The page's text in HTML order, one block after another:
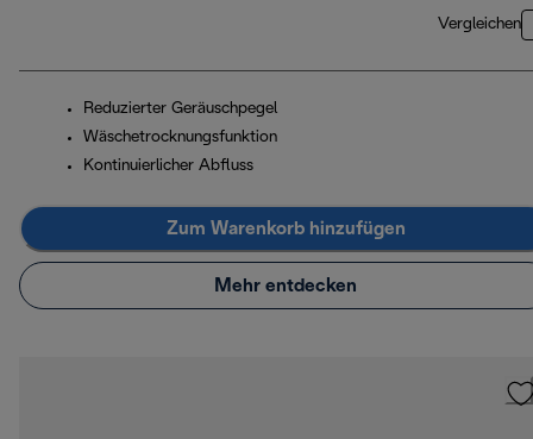
Vergleichen
Reduzierter Geräuschpegel
Wäschetrocknungsfunktion
Kontinuierlicher Abfluss
Zum Warenkorb hinzufügen
Mehr entdecken